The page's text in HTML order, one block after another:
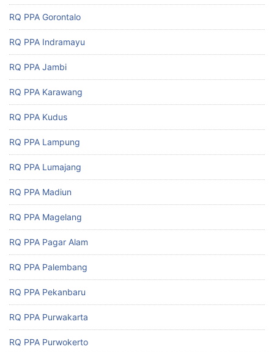
RQ PPA Gorontalo
RQ PPA Indramayu
RQ PPA Jambi
RQ PPA Karawang
RQ PPA Kudus
RQ PPA Lampung
RQ PPA Lumajang
RQ PPA Madiun
RQ PPA Magelang
RQ PPA Pagar Alam
RQ PPA Palembang
RQ PPA Pekanbaru
RQ PPA Purwakarta
RQ PPA Purwokerto